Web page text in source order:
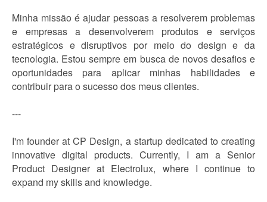
Minha missão é ajudar pessoas a resolverem problemas
e empresas a desenvolverem produtos e serviços
estratégicos e disruptivos por meio do design e da
tecnologia. Estou sempre em busca de novos desafios e
oportunidades para aplicar minhas habilidades e
contribuir para o sucesso dos meus clientes.
---
I'm founder at CP Design, a startup dedicated to creating
innovative digital products. Currently, I am a Senior
Product Designer at Electrolux, where I continue to
expand my skills and knowledge.